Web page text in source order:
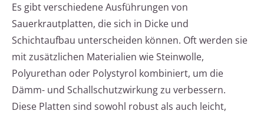
Es gibt verschiedene Ausführungen von
Sauerkrautplatten, die sich in Dicke und
Schichtaufbau unterscheiden können. Oft werden sie
mit zusätzlichen Materialien wie Steinwolle,
Polyurethan oder Polystyrol kombiniert, um die
Dämm- und Schallschutzwirkung zu verbessern.
Diese Platten sind sowohl robust als auch leicht,